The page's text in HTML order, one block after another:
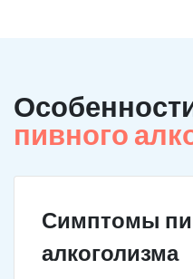
пивного
Симптомы
алкоголизма